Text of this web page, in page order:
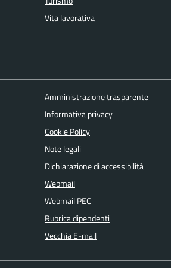
Vita lavorativa
Amministrazione trasparente
Informativa privacy
Cookie Policy
Note legali
Dichiarazione di accessibilità
Webmail
Webmail PEC
Rubrica dipendenti
Vecchia E-mail